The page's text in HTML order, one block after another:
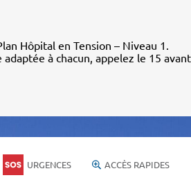
Hôpital en Tension – Niveau 1.
à chacun, appelez le 15 avant
URGENCES ACCÈS RAPIDES